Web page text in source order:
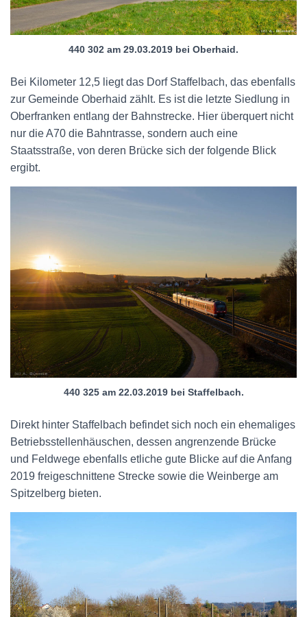
440 302 am 29.03.2019 bei Oberhaid.
Bei Kilometer 12,5 liegt das Dorf Staffelbach, das ebenfalls
zur Gemeinde Oberhaid zählt. Es ist die letzte Siedlung in
Oberfranken entlang der Bahnstrecke. Hier überquert nicht
nur die A70 die Bahntrasse, sondern auch eine
Staatsstraße, von deren Brücke sich der folgende Blick
ergibt.
440 325 am 22.03.2019 bei Staffelbach.
Direkt hinter Staffelbach befindet sich noch ein ehemaliges
Betriebsstellenhäuschen, dessen angrenzende Brücke
und Feldwege ebenfalls etliche gute Blicke auf die Anfang
2019 freigeschnittene Strecke sowie die Weinberge am
Spitzelberg bieten.